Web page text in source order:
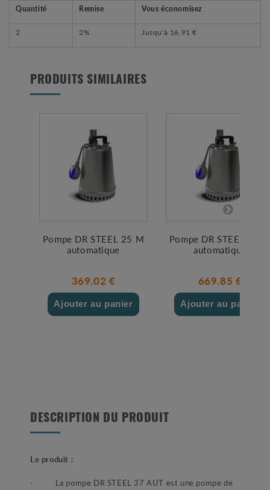
Quantité Remise Vous économisez
2 2% Jusqu'à 16,91 €
PRODUITS SIMILAIRES
Pompe DR STEEL 25 M
automatique
369.02 €
Ajouter au panier
Pompe DR STEEL 55
automatique
669.85 €
Ajouter au panier
DESCRIPTION DU PRODUIT
Le produit :
- La pompe DR STEEL 37 AUT est une pompe de